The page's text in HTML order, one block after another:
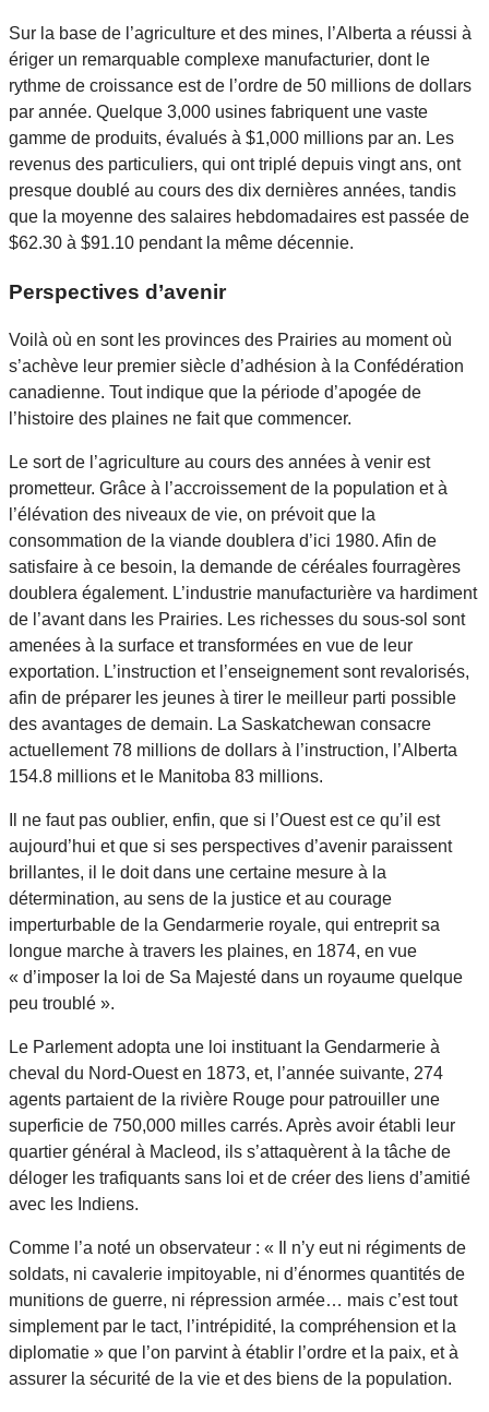
Sur la base de l’agriculture et des mines, l’Alberta a réussi à
ériger un remarquable complexe manufacturier, dont le
rythme de croissance est de l’ordre de 50 millions de dollars
par année. Quelque 3,000 usines fabriquent une vaste
gamme de produits, évalués à $1,000 millions par an. Les
revenus des particuliers, qui ont triplé depuis vingt ans, ont
presque doublé au cours des dix dernières années, tandis
que la moyenne des salaires hebdomadaires est passée de
$62.30 à $91.10 pendant la même décennie.
Perspectives d’avenir
Voilà où en sont les provinces des Prairies au moment où
s’achève leur premier siècle d’adhésion à la Confédération
canadienne. Tout indique que la période d’apogée de
l’histoire des plaines ne fait que commencer.
Le sort de l’agriculture au cours des années à venir est
prometteur. Grâce à l’accroissement de la population et à
l’élévation des niveaux de vie, on prévoit que la
consommation de la viande doublera d’ici 1980. Afin de
satisfaire à ce besoin, la demande de céréales fourragères
doublera également. L’industrie manufacturière va hardiment
de l’avant dans les Prairies. Les richesses du sous-sol sont
amenées à la surface et transformées en vue de leur
exportation. L’instruction et l’enseignement sont revalorisés,
afin de préparer les jeunes à tirer le meilleur parti possible
des avantages de demain. La Saskatchewan consacre
actuellement 78 millions de dollars à l’instruction, l’Alberta
154.8 millions et le Manitoba 83 millions.
Il ne faut pas oublier, enfin, que si l’Ouest est ce qu’il est
aujourd’hui et que si ses perspectives d’avenir paraissent
brillantes, il le doit dans une certaine mesure à la
détermination, au sens de la justice et au courage
imperturbable de la Gendarmerie royale, qui entreprit sa
longue marche à travers les plaines, en 1874, en vue
« d’imposer la loi de Sa Majesté dans un royaume quelque
peu troublé ».
Le Parlement adopta une loi instituant la Gendarmerie à
cheval du Nord-Ouest en 1873, et, l’année suivante, 274
agents partaient de la rivière Rouge pour patrouiller une
superficie de 750,000 milles carrés. Après avoir établi leur
quartier général à Macleod, ils s’attaquèrent à la tâche de
déloger les trafiquants sans loi et de créer des liens d’amitié
avec les Indiens.
Comme l’a noté un observateur : « Il n’y eut ni régiments de
soldats, ni cavalerie impitoyable, ni d’énormes quantités de
munitions de guerre, ni répression armée… mais c’est tout
simplement par le tact, l’intrépidité, la compréhension et la
diplomatie » que l’on parvint à établir l’ordre et la paix, et à
assurer la sécurité de la vie et des biens de la population.